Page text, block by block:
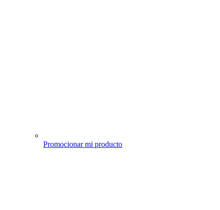
Promocionar mi producto